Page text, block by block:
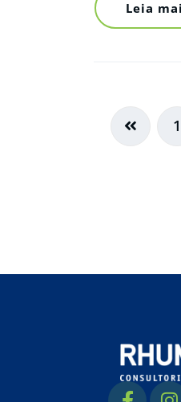
Leia
1